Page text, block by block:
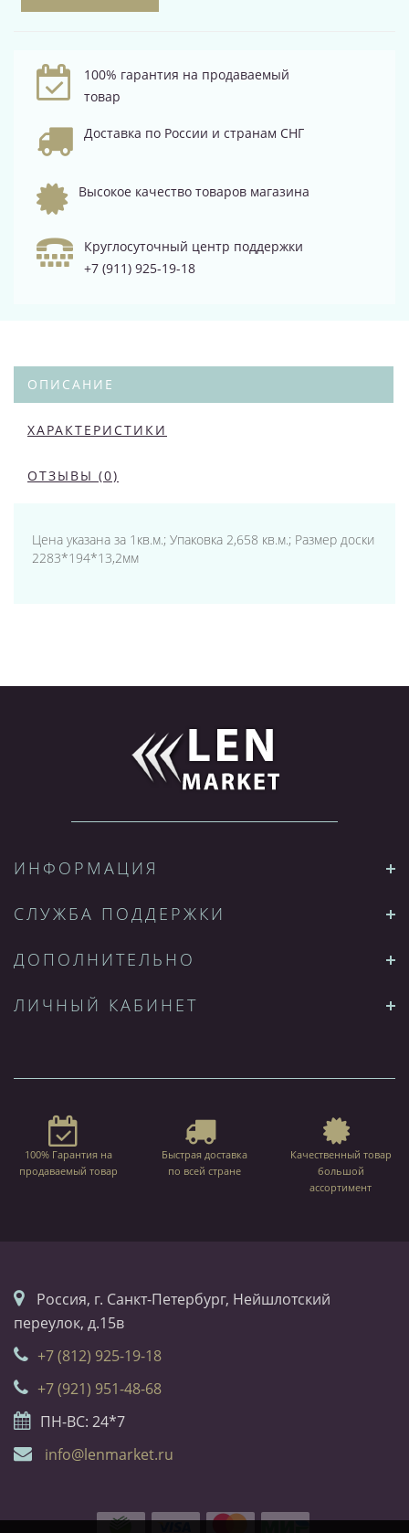
100% гарантия на продаваемый
товар
Доставка по России и странам СНГ
Высокое качество товаров магазина
Круглосуточный центр поддержки
+7 (911) 925-19-18
ОПИСАНИЕ
ХАРАКТЕРИСТИКИ
ОТЗЫВЫ (0)
Цена указана за 1кв.м.; Упаковка 2,658 кв.м.; Размер доски
2283*194*13,2мм
ИНФОРМАЦИЯ
СЛУЖБА ПОДДЕРЖКИ
ДОПОЛНИТЕЛЬНО
ЛИЧНЫЙ КАБИНЕТ
100% Гарантия на
продаваемый товар
Быстрая доставка
по всей стране
Качественный товар
большой
ассортимент
Россия, г. Санкт-Петербург, Нейшлотский
переулок, д.15в
+7 (812) 925-19-18
+7 (921) 951-48-68
ПН-ВС: 24*7
info@lenmarket.ru